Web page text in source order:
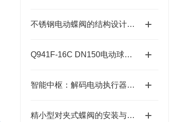
不锈钢电动蝶阀的结构设计与密封技术分析
Q941F-16C DN150电动球阀安装指南
智能中枢：解码电动执行器控制板的奥秘
精小型对夹式蝶阀的安装与维护操作指南